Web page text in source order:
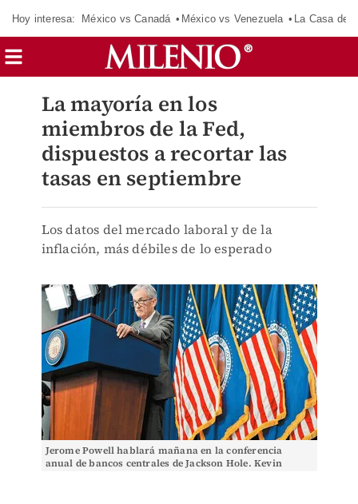
Hoy interesa: México vs Canadá México vs Venezuela La Casa de
La mayoría en los
miembros de la Fed,
dispuestos a recortar las
tasas en septiembre
Los datos del mercado laboral y de la
inflación, más débiles de lo esperado
Jerome Powell hablará mañana en la conferencia
anual de bancos centrales de Jackson Hole. Kevin